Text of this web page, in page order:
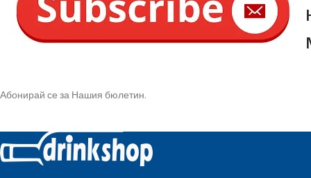
Абонирай се за Нашия бюлетин.